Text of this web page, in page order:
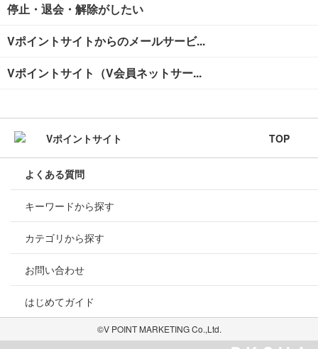
停止・退会・解除がしたい
Vポイントサイトからのメールサービ...
Vポイントサイト（V会員ネットサー...
TOP
よくある質問
キーワードから探す
カテゴリから探す
お問い合わせ
はじめてガイド
©V POINT MARKETING Co.,Ltd.